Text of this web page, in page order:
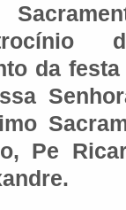
da
Pe